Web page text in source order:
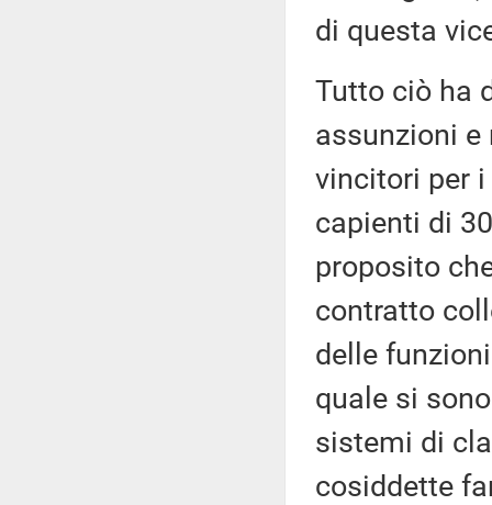
di questa
Tutto ciò ha
assunzioni e
vincitori per
capienti di
proposito
contratto
delle
quale si
sistemi di
cosiddette